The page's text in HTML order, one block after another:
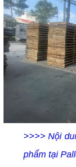
>>>> Nội
phẩm tại